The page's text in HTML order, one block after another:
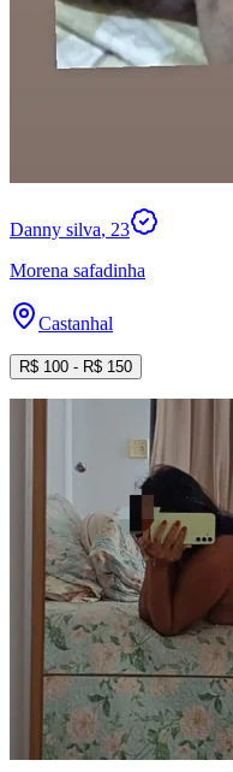
Danny silva, 23
Morena safadinha
Castanhal
R$ 100 - R$ 150